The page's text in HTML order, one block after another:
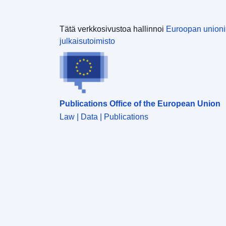
Tätä verkkosivustoa hallinnoi Euroopan
julkaisutoimisto
Publications Office of the European Union
Law | Data | Publications